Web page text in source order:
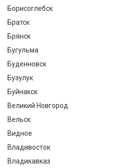
Борисоглебск
Братск
Брянск
Бугульма
Буденновск
Бузулук
Буйнакск
Великий Новгород
Вельск
Видное
Владивосток
Владикавказ